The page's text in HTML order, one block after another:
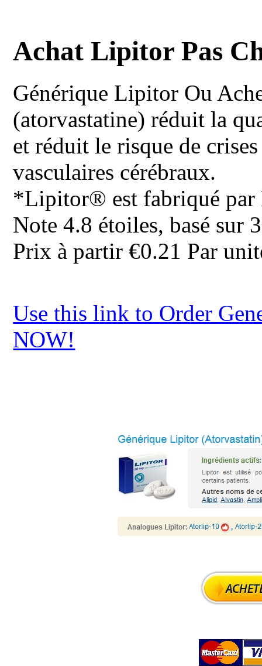
Achat Lipitor Pas
Générique Lipitor Ou
(atorvastatine) réduit la
et réduit le risque de
vasculaires cérébraux.
*Lipitor® est fabriqué par
Note4.8 étoiles, basé sur
Prix à partir€0.21 Par
Use this link to Order
NOW!